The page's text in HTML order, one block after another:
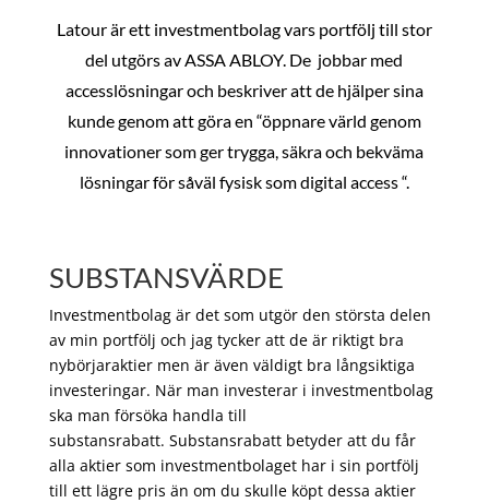
Latour är ett investmentbolag vars portfölj till stor
del utgörs av ASSA ABLOY. De jobbar med
accesslösningar och beskriver att de hjälper sina
kunde genom att göra en “öppnare värld genom
innovationer som ger trygga, säkra och bekväma
lösningar för såväl fysisk som digital access “.
SUBSTANSVÄRDE
Investmentbolag är det som utgör den största delen
av min portfölj och jag tycker att de är riktigt bra
nybörjaraktier men är även väldigt bra långsiktiga
investeringar. När man investerar i investmentbolag
ska man försöka handla till
substansrabatt. Substansrabatt betyder att du får
alla aktier som investmentbolaget har i sin portfölj
till ett lägre pris än om du skulle köpt dessa aktier